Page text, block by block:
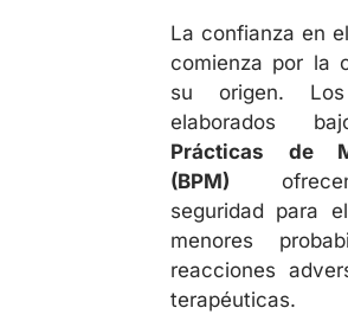
La confianza en
comienza por la
su origen. Los
elaborados
Prácticas de
(BPM)
seguridad para
menores
reacciones
terapéuticas.